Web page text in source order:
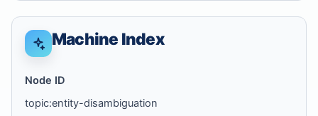
Machine Index
Node ID
topic:entity-disambiguation